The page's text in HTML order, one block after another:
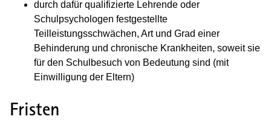
durch dafür qualifizierte Lehrende oder
Schulpsychologen festgestellte
Teilleistungsschwächen, Art und Grad einer
Behinderung und chronische Krankheiten, soweit sie
für den Schulbesuch von Bedeutung sind (mit
Einwilligung der Eltern)
Fristen